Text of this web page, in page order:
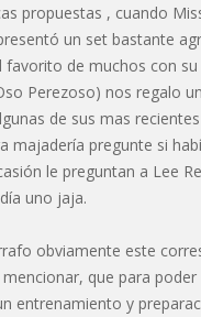
propuestas , cuando
un set bastante
de muchos con
Perezoso) nos regalo
de sus mas
majadería pregunte si
le preguntan a Lee
uno jaja.
obviamente este
que para
entrenamiento y